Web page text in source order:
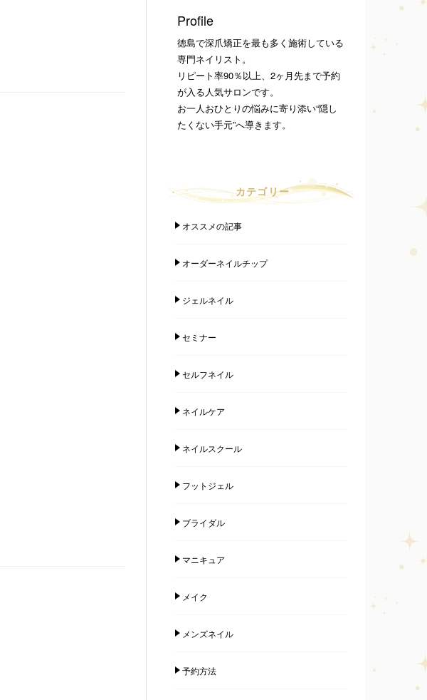
Profile
徳島で深爪矯正を最も多く施術している
専門ネイリスト。
リピート率90％以上、2ヶ月先まで予約
が入る人気サロンです。
お一人おひとりの悩みに寄り添い“隠し
たくない手元”へ導きます。
カテゴリー
オススメの記事
オーダーネイルチップ
ジェルネイル
セミナー
セルフネイル
ネイルケア
ネイルスクール
フットジェル
ブライダル
マニキュア
メイク
メンズネイル
予約方法